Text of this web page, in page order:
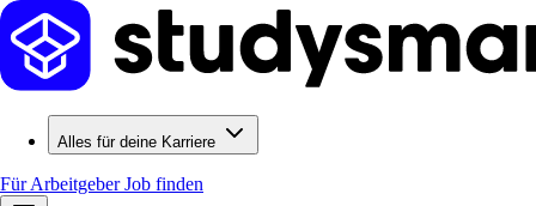
Alles für deine Karriere
Für ArbeitgeberJob finden